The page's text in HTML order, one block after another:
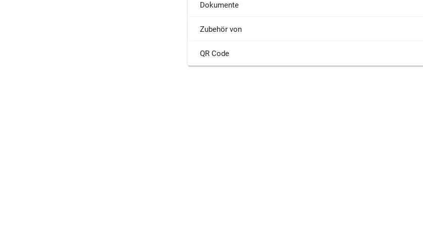
Dokumente
Zubehör von
QR Code